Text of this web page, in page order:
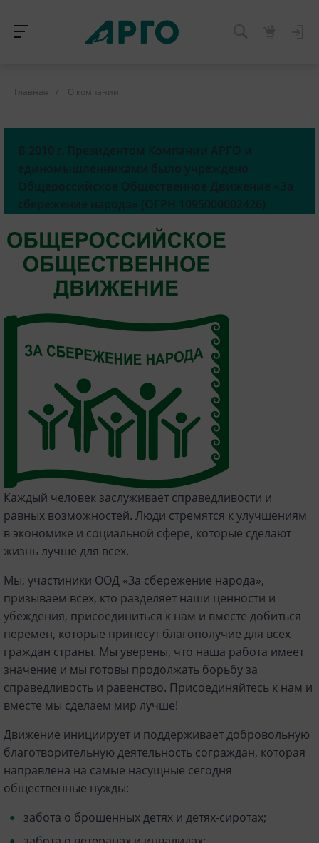
Главная / О компании
Каждый человек заслуживает справедливости и
равных возможностей. Люди стремятся к улучшениям
в экономике и социальной сфере, которые сделают
жизнь лучше для всех.
Мы, участиники ООД «За сбережение народа»,
призываем всех, кто разделяет наши ценности и
убеждения, присоединиться к нам и вместе добиться
перемен, которые принесут благополучие для всех
граждан страны. Мы уверены, что наша работа имеет
значение и мы готовы продолжать борьбу за
справедливость и равенство. Присоединяйтесь к нам и
вместе мы сделаем мир лучше!
Движение инициирует и поддерживает добровольную
благотворительную деятельность сограждан, которая
направлена на самые насущные сегодня
общественные нужды:
забота о брошенных детях и детях-сиротах;